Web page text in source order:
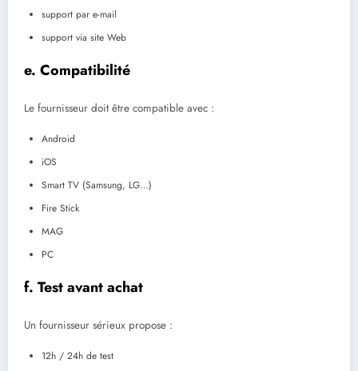
support par e-mail
support via site Web
e. Compatibilité
Le fournisseur doit être compatible avec :
Android
iOS
Smart TV (Samsung, LG…)
Fire Stick
MAG
PC
f. Test avant achat
Un fournisseur sérieux propose :
12h / 24h de test